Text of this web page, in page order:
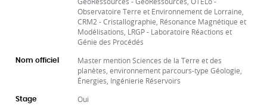
Observatoire Terre et Environnement de Lorraine,
CRM2 - Cristallographie, Résonance Magnétique et
Modélisations, LRGP - Laboratoire Réactions et
Génie des Procédés
Nom officiel
Master mention Sciences de la Terre et des
planètes, environnement parcours-type Géologie,
Énergies, Ingénierie Réservoirs
Stage Oui